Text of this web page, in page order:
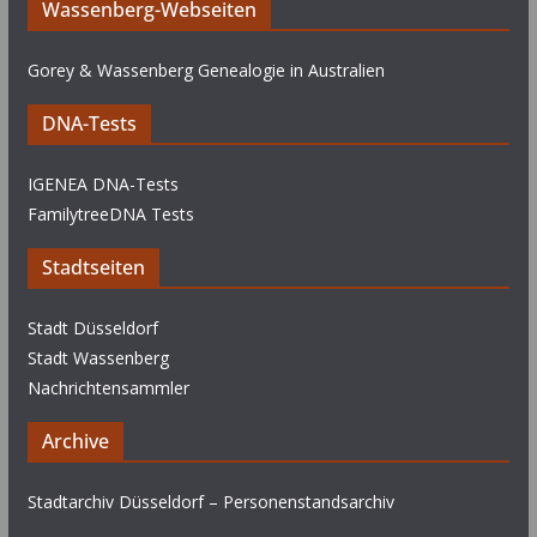
Wassenberg-Webseiten
Gorey & Wassenberg Genealogie in Australien
DNA-Tests
IGENEA DNA-Tests
FamilytreeDNA Tests
Stadtseiten
Stadt Düsseldorf
Stadt Wassenberg
Nachrichtensammler
Archive
Stadtarchiv Düsseldorf – Personenstandsarchiv